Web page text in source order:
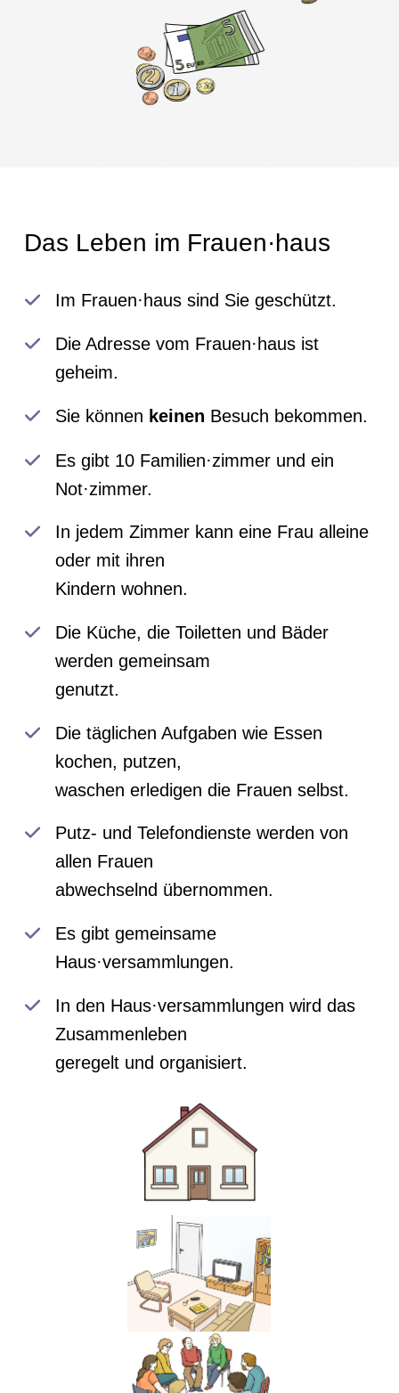
Das Leben im Frauen·haus
Im Frauen·haus sind Sie geschützt.
Die Adresse vom Frauen·haus ist
geheim.
Sie können keinen Besuch bekommen.
Es gibt 10 Familien·zimmer und ein
Not·zimmer.
In jedem Zimmer kann eine Frau alleine
oder mit ihren
Kindern wohnen.
Die Küche, die Toiletten und Bäder
werden gemeinsam
genutzt.
Die täglichen Aufgaben wie Essen
kochen, putzen,
waschen erledigen die Frauen selbst.
Putz- und Telefondienste werden von
allen Frauen
abwechselnd übernommen.
Es gibt gemeinsame
Haus·versammlungen.
In den Haus·versammlungen wird das
Zusammenleben
geregelt und organisiert.